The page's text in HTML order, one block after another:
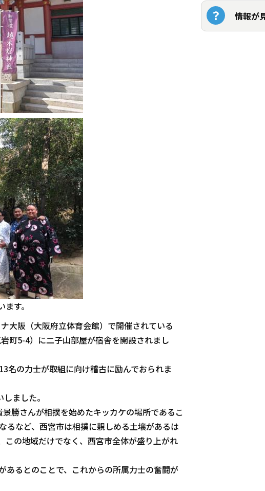
す。
大阪（大阪府立体育会館）で開催されている
町5-4）に二子山部屋が宿舎を開設されまし
名の力士が取組に向け稽古に励んでおられま
ました。
勝さんが相撲を始めたキッカケの場所であるこ
るなど、西宮市は相撲に親しめる土壌があるは
この地域だけでなく、西宮市全体が盛り上がれ
るとのことで、これからの所属力士の奮闘が
情報が